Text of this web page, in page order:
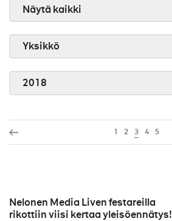
Näytä kaikki
Yksikkö
2018
1 2 3 4 5
Nelonen Media Liven festareilla
rikottiin viisi kertaa yleisöennätys!